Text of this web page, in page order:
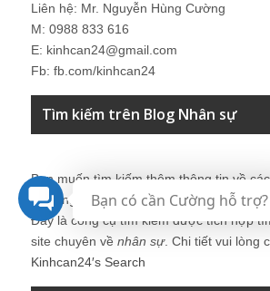
Liên hệ: Mr. Nguyễn Hùng Cường
M: 0988 833 616
E: kinhcan24@gmail.com
Fb: fb.com/kinhcan24
Tìm kiếm trên Blog Nhân sự
Bạn muốn tìm kiếm thêm thông tin về
Vui lòng click tại đây để tìm kiếm thêm:
Đây là công cụ tìm kiếm được tích hợp
site chuyên về nhân sự. Chi tiết vui lòng
Kinhcan24′s Search
Bạn có cần Cường hỗ trợ?